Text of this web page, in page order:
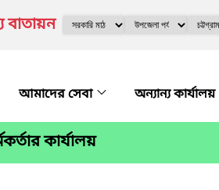
বাতায়ন
আমাদের সেবা অন্যান্য কার্যালয়
কার্যালয়